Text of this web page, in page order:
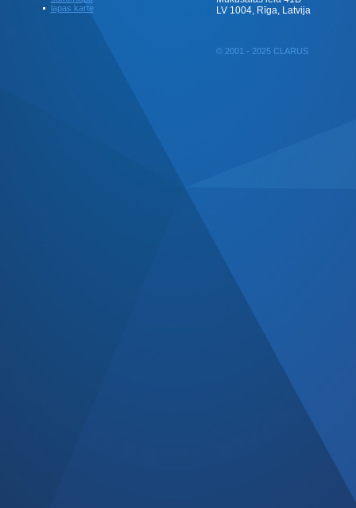
lapas karte
LV 1004, Rīga, Latvija
© 2001 - 2025 CLARUS